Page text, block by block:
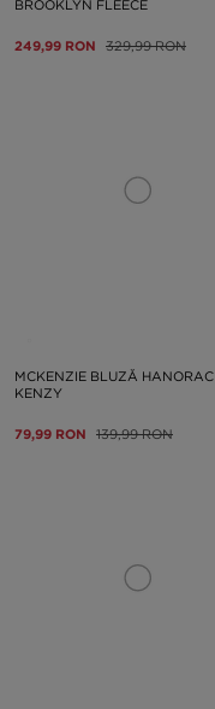
BROOKLYN FLEECE
249,99 RON 329,99 RON
MCKENZIE BLUZĂ HANORAC
KENZY
79,99 RON 139,99 RON